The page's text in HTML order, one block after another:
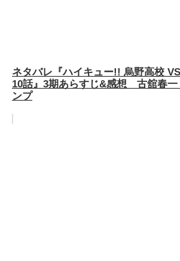
ネタバレ『ハイキュー!! 烏野高校
10話』3期あらすじ&感想 古舘春
ンプ